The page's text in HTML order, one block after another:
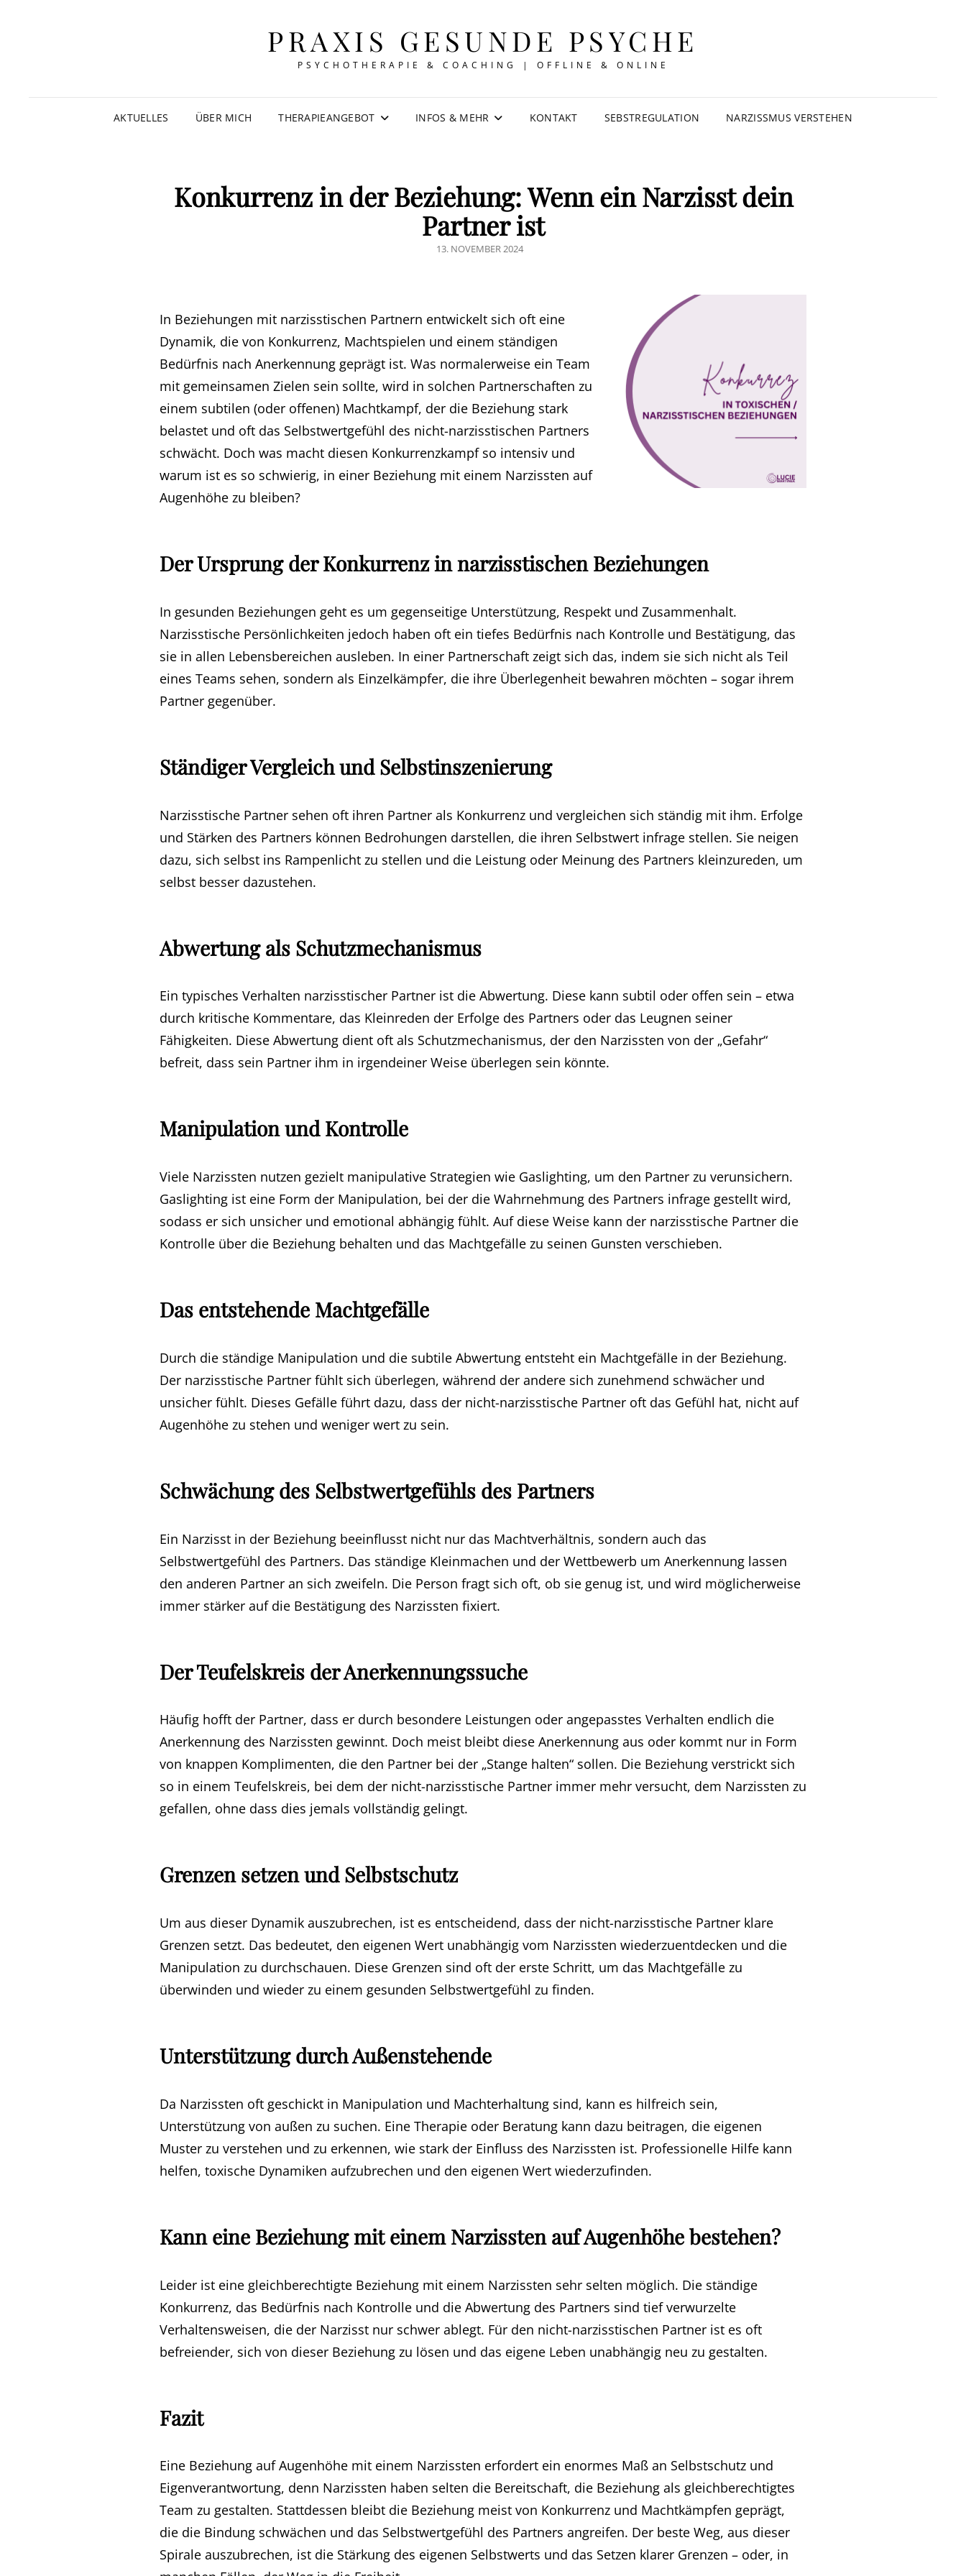
PRAXIS GESUNDE PSYCHE
PSYCHOTHERAPIE & COACHING | OFFLINE & ONLINE
AKTUELLES ÜBER MICH THERAPIEANGEBOT INFOS & MEHR KONTAKT SEBSTREGULATION NARZISSMUS VERSTEHEN
Konkurrenz in der Beziehung: Wenn ein Narzisst dein
Partner ist
POSTED
13. NOVEMBER 2024
In Beziehungen mit narzisstischen Partnern entwickelt sich oft eine
Dynamik, die von Konkurrenz, Machtspielen und einem ständigen
Bedürfnis nach Anerkennung geprägt ist. Was normalerweise ein Team
mit gemeinsamen Zielen sein sollte, wird in solchen Partnerschaften zu
einem subtilen (oder offenen) Machtkampf, der die Beziehung stark
belastet und oft das Selbstwertgefühl des nicht-narzisstischen Partners
schwächt. Doch was macht diesen Konkurrenzkampf so intensiv und
warum ist es so schwierig, in einer Beziehung mit einem Narzissten auf
Augenhöhe zu bleiben?
Der Ursprung der Konkurrenz in narzisstischen Beziehungen
In gesunden Beziehungen geht es um gegenseitige Unterstützung, Respekt und Zusammenhalt.
Narzisstische Persönlichkeiten jedoch haben oft ein tiefes Bedürfnis nach Kontrolle und Bestätigung, das
sie in allen Lebensbereichen ausleben. In einer Partnerschaft zeigt sich das, indem sie sich nicht als Teil
eines Teams sehen, sondern als Einzelkämpfer, die ihre Überlegenheit bewahren möchten – sogar ihrem
Partner gegenüber.
Ständiger Vergleich und Selbstinszenierung
Narzisstische Partner sehen oft ihren Partner als Konkurrenz und vergleichen sich ständig mit ihm. Erfolge
und Stärken des Partners können Bedrohungen darstellen, die ihren Selbstwert infrage stellen. Sie neigen
dazu, sich selbst ins Rampenlicht zu stellen und die Leistung oder Meinung des Partners kleinzureden, um
selbst besser dazustehen.
Abwertung als Schutzmechanismus
Ein typisches Verhalten narzisstischer Partner ist die Abwertung. Diese kann subtil oder offen sein – etwa
durch kritische Kommentare, das Kleinreden der Erfolge des Partners oder das Leugnen seiner
Fähigkeiten. Diese Abwertung dient oft als Schutzmechanismus, der den Narzissten von der „Gefahr“
befreit, dass sein Partner ihm in irgendeiner Weise überlegen sein könnte.
Manipulation und Kontrolle
Viele Narzissten nutzen gezielt manipulative Strategien wie Gaslighting, um den Partner zu verunsichern.
Gaslighting ist eine Form der Manipulation, bei der die Wahrnehmung des Partners infrage gestellt wird,
sodass er sich unsicher und emotional abhängig fühlt. Auf diese Weise kann der narzisstische Partner die
Kontrolle über die Beziehung behalten und das Machtgefälle zu seinen Gunsten verschieben.
Das entstehende Machtgefälle
Durch die ständige Manipulation und die subtile Abwertung entsteht ein Machtgefälle in der Beziehung.
Der narzisstische Partner fühlt sich überlegen, während der andere sich zunehmend schwächer und
unsicher fühlt. Dieses Gefälle führt dazu, dass der nicht-narzisstische Partner oft das Gefühl hat, nicht auf
Augenhöhe zu stehen und weniger wert zu sein.
Schwächung des Selbstwertgefühls des Partners
Ein Narzisst in der Beziehung beeinflusst nicht nur das Machtverhältnis, sondern auch das
Selbstwertgefühl des Partners. Das ständige Kleinmachen und der Wettbewerb um Anerkennung lassen
den anderen Partner an sich zweifeln. Die Person fragt sich oft, ob sie genug ist, und wird möglicherweise
immer stärker auf die Bestätigung des Narzissten fixiert.
Der Teufelskreis der Anerkennungssuche
Häufig hofft der Partner, dass er durch besondere Leistungen oder angepasstes Verhalten endlich die
Anerkennung des Narzissten gewinnt. Doch meist bleibt diese Anerkennung aus oder kommt nur in Form
von knappen Komplimenten, die den Partner bei der „Stange halten“ sollen. Die Beziehung verstrickt sich
so in einem Teufelskreis, bei dem der nicht-narzisstische Partner immer mehr versucht, dem Narzissten zu
gefallen, ohne dass dies jemals vollständig gelingt.
Grenzen setzen und Selbstschutz
Um aus dieser Dynamik auszubrechen, ist es entscheidend, dass der nicht-narzisstische Partner klare
Grenzen setzt. Das bedeutet, den eigenen Wert unabhängig vom Narzissten wiederzuentdecken und die
Manipulation zu durchschauen. Diese Grenzen sind oft der erste Schritt, um das Machtgefälle zu
überwinden und wieder zu einem gesunden Selbstwertgefühl zu finden.
Unterstützung durch Außenstehende
Da Narzissten oft geschickt in Manipulation und Machterhaltung sind, kann es hilfreich sein,
Unterstützung von außen zu suchen. Eine Therapie oder Beratung kann dazu beitragen, die eigenen
Muster zu verstehen und zu erkennen, wie stark der Einfluss des Narzissten ist. Professionelle Hilfe kann
helfen, toxische Dynamiken aufzubrechen und den eigenen Wert wiederzufinden.
Kann eine Beziehung mit einem Narzissten auf Augenhöhe bestehen?
Leider ist eine gleichberechtigte Beziehung mit einem Narzissten sehr selten möglich. Die ständige
Konkurrenz, das Bedürfnis nach Kontrolle und die Abwertung des Partners sind tief verwurzelte
Verhaltensweisen, die der Narzisst nur schwer ablegt. Für den nicht-narzisstischen Partner ist es oft
befreiender, sich von dieser Beziehung zu lösen und das eigene Leben unabhängig neu zu gestalten.
Fazit
Eine Beziehung auf Augenhöhe mit einem Narzissten erfordert ein enormes Maß an Selbstschutz und
Eigenverantwortung, denn Narzissten haben selten die Bereitschaft, die Beziehung als gleichberechtigtes
Team zu gestalten. Stattdessen bleibt die Beziehung meist von Konkurrenz und Machtkämpfen geprägt,
die die Bindung schwächen und das Selbstwertgefühl des Partners angreifen. Der beste Weg, aus dieser
Spirale auszubrechen, ist die Stärkung des eigenen Selbstwerts und das Setzen klarer Grenzen – oder, in